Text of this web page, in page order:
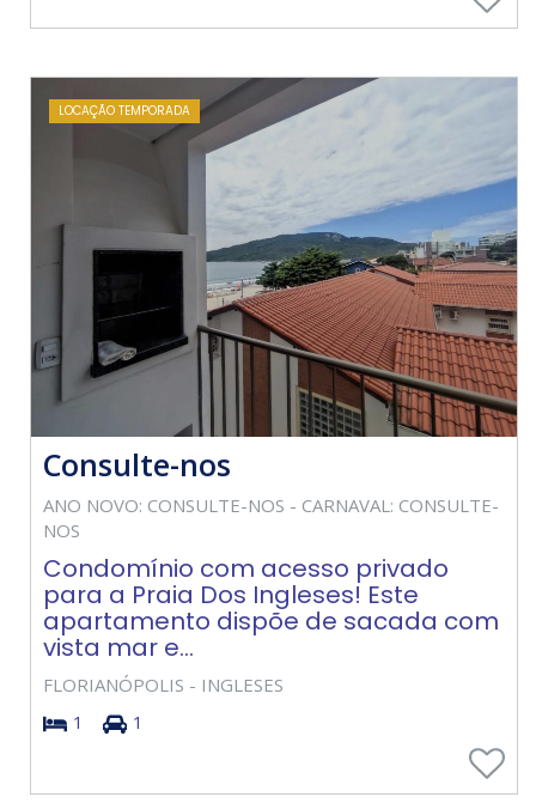
LOCAÇÃO TEMPORADA
Consulte-nos
ANO NOVO: CONSULTE-NOS - CARNAVAL: CONSULTE-
NOS
Condomínio com acesso privado
para a Praia Dos Ingleses! Este
apartamento dispõe de sacada com
vista mar e...
FLORIANÓPOLIS - INGLESES
1
1